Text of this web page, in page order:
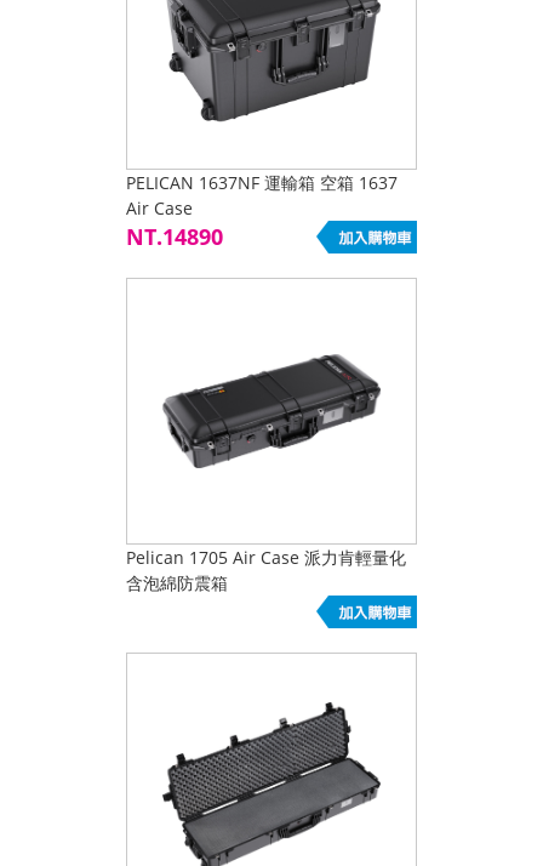
PELICAN 1637NF 運輸箱 空箱 1637
Air Case
NT.14890
Pelican 1705 Air Case 派力肯輕量化
含泡綿防震箱